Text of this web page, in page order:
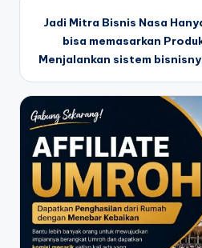
Jadi Mitra Bisnis Nasa
bisa memasarkan
Menjalankan sistem